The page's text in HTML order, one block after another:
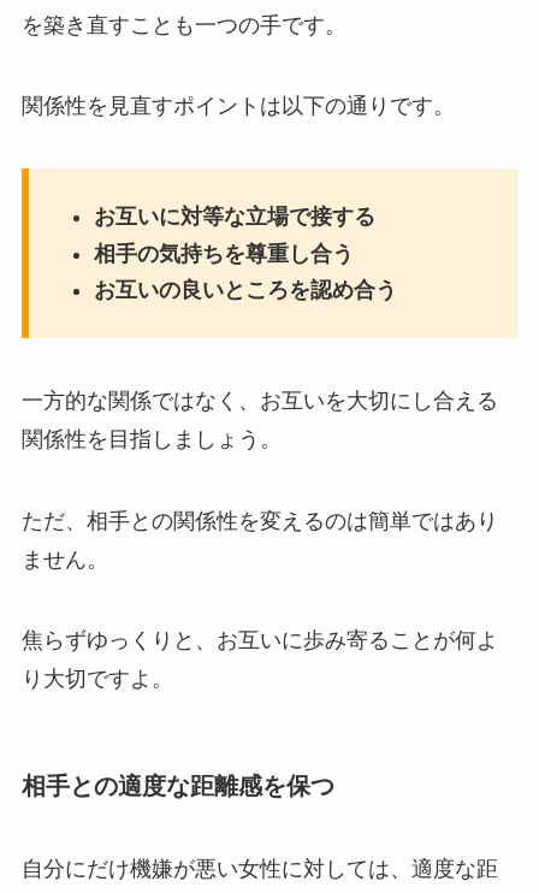
を築き直すことも一つの手です。
関係性を見直すポイントは以下の通りです。
お互いに対等な立場で接する
相手の気持ちを尊重し合う
お互いの良いところを認め合う
一方的な関係ではなく、お互いを大切にし合える
関係性を目指しましょう。
ただ、相手との関係性を変えるのは簡単ではあり
ません。
焦らずゆっくりと、お互いに歩み寄ることが何よ
り大切ですよ。
相手との適度な距離感を保つ
自分にだけ機嫌が悪い女性に対しては、適度な距